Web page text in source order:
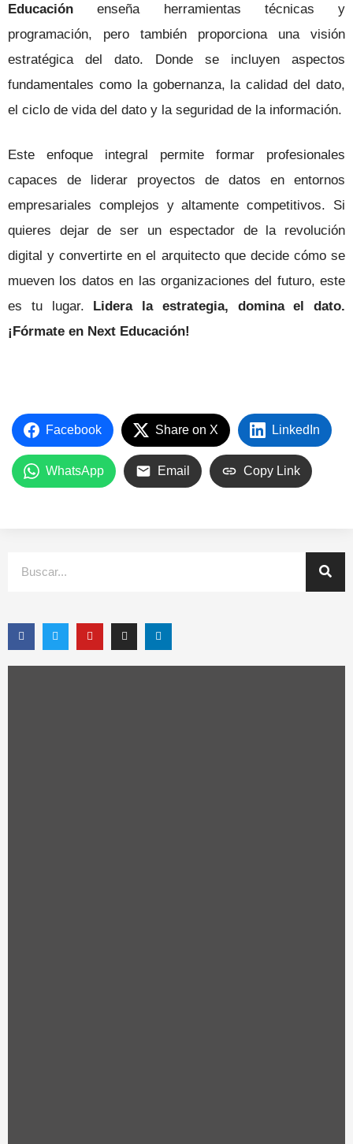
Educación enseña herramientas técnicas y
programación, pero también proporciona una visión
estratégica del dato. Donde se incluyen aspectos
fundamentales como la gobernanza, la calidad del dato,
el ciclo de vida del dato y la seguridad de la información.
Este enfoque integral permite formar profesionales
capaces de liderar proyectos de datos en entornos
empresariales complejos y altamente competitivos. Si
quieres dejar de ser un espectador de la revolución
digital y convertirte en el arquitecto que decide cómo se
mueven los datos en las organizaciones del futuro, este
es tu lugar.
Lidera la estrategia, domina el dato.
¡Fórmate en Next Educación!
Facebook Share on X LinkedIn
WhatsApp Email Copy Link